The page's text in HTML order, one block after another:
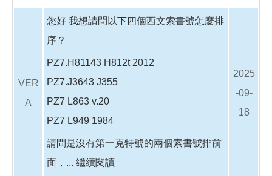
VER
A
您好 我想請問以下四個西文索書號怎麼排
序？
PZ7.H81143 H812t 2012
PZ7.J3643 J355
PZ7 L863 v.20
PZ7 L949 1984
請問是沒有第一克特號的兩個索書號排前
面，... 繼續閱讀
2025
-09-
18